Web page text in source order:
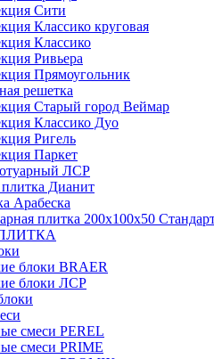
Сити
Классико круговая
Классико
Ривьера
Прямоугольник
решетка
Старый город Веймар
Классико Дуо
Ригель
Паркет
ЛСР
плитка Дианит
Арабеска
плитка 200х100х50
блоки BRAER
блоки ЛСР
смеси PEREL
смеси PRIME